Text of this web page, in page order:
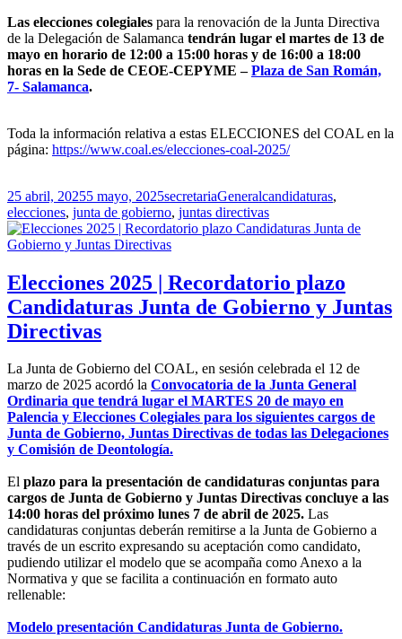
Las elecciones colegiales para la renovación de la Junta Directiva
de la Delegación de Salamanca tendrán lugar el martes de 13 de
mayo en horario de 12:00 a 15:00 horas y de 16:00 a 18:00
horas en la Sede de CEOE-CEPYME –Plaza de San Román,
7- Salamanca.
Toda la información relativa a estas ELECCIONES del COAL en la
página: https://www.coal.es/elecciones-coal-2025/
Publicado
el
25 abril, 20255 mayo, 2025Autor
secretariaCategorías
GeneralEtiquetas
candidaturas,
elecciones, junta de gobierno, juntas directivas
Elecciones 2025 | Recordatorio plazo
Candidaturas Junta de Gobierno y Juntas
Directivas
La Junta de Gobierno del COAL, en sesión celebrada el 12 de
marzo de 2025 acordó la Convocatoria de la Junta General
Ordinaria que tendrá lugar el MARTES 20 de mayo en
Palencia y Elecciones Colegiales para los siguientes cargos de
Junta de Gobierno, Juntas Directivas de todas las Delegaciones
y Comisión de Deontología.
El plazo para la presentación de candidaturas conjuntas para
cargos de Junta de Gobierno y Juntas Directivas concluye a las
14:00 horas del próximo lunes 7 de abril de 2025. Las
candidaturas conjuntas deberán remitirse a la Junta de Gobierno a
través de un escrito expresando su aceptación como candidato,
pudiendo utilizar el modelo que se acompaña como Anexo a la
Normativa y que se facilita a continuación en formato auto
rellenable:
Modelo presentación Candidaturas Junta de Gobierno.